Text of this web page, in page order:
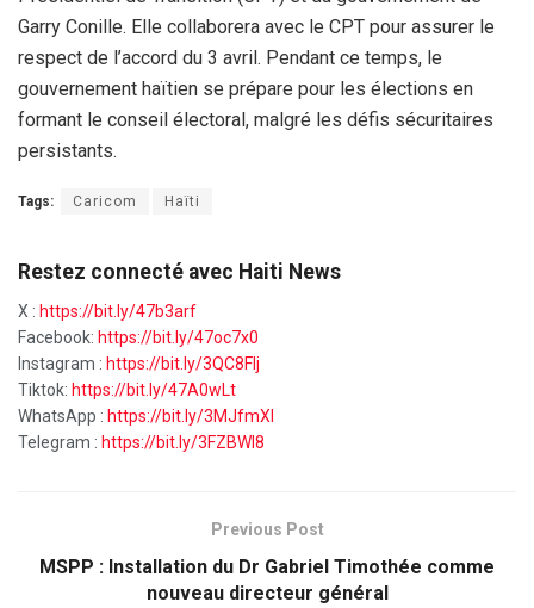
Garry Conille. Elle collaborera avec le CPT pour assurer le
respect de l’accord du 3 avril. Pendant ce temps, le
gouvernement haïtien se prépare pour les élections en
formant le conseil électoral, malgré les défis sécuritaires
persistants.
Tags: Caricom Haïti
Restez connecté avec Haiti News
X : https://bit.ly/47b3arf
Facebook: https://bit.ly/47oc7x0
Instagram : https://bit.ly/3QC8FIj
Tiktok: https://bit.ly/47A0wLt
WhatsApp : https://bit.ly/3MJfmXI
Telegram : https://bit.ly/3FZBWI8
Previous Post
MSPP : Installation du Dr Gabriel Timothée comme
nouveau directeur général